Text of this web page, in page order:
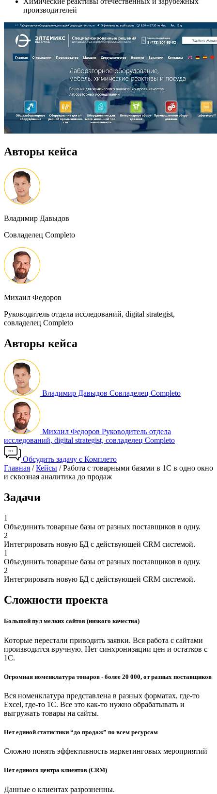
производителей
Авторы кейса
Владимир Давыдов
Совладелец Completo
Михаил Федоров
Руководитель отдела исследований, digital strategist,
совладелец Completo
Авторы кейса
Владимир Давыдов Совладелец Completo
Михаил Федоров Руководитель отдела
исследований, digital strategist, совладелец Completo
Обсудить задачу с Комплето
Главная / Кейсы / Работа с товарными базами в 1С в одно окно
и сквозная аналитика до продаж
Задачи
1
Объединить товарные базы от разных поставщиков в одну.
2
Интегрировать новую БД с действующей CRM системой.
1
Объединить товарные базы от разных поставщиков в одну.
2
Интегрировать новую БД с действующей CRM системой.
Сложности проекта
Большой пул мелких сайтов (низкого качества)
Которые перестали приводить заявки. Вся работа с сайтами
производится вручную. Нет синхронизации цен и остатков с
1С.
Огромная номенклатура товаров - более 20 000, от разных поставщиков
Вся номенклатура представлена в разных форматах, где-то
Excel, где-то 1С. Все это как-то нужно обрабатывать и
выгружать товары на сайты.
Нет единой статистики “до продаж” по всем ресурсам
Сложно понять эффективность маркетинговых мероприятий
Нет единого центра клиентов (CRM)
Данные о клиентах разрозненны.